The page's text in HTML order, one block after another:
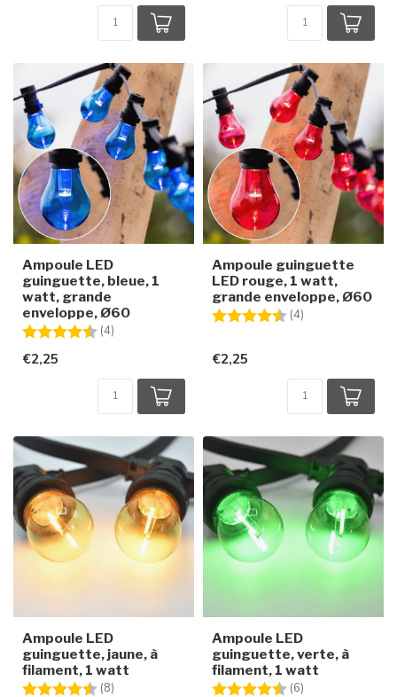
Ampoule LED
guinguette, bleue, 1
watt, grande
enveloppe, Ø60
Note:
(4)
€2,25
Ampoule guinguette
LED rouge, 1 watt,
grande enveloppe, Ø60
Note:
(4)
€2,25
Ampoule LED
guinguette, jaune, à
filament, 1 watt
Note:
(8)
Ampoule LED
guinguette, verte, à
filament, 1 watt
Note:
(6)